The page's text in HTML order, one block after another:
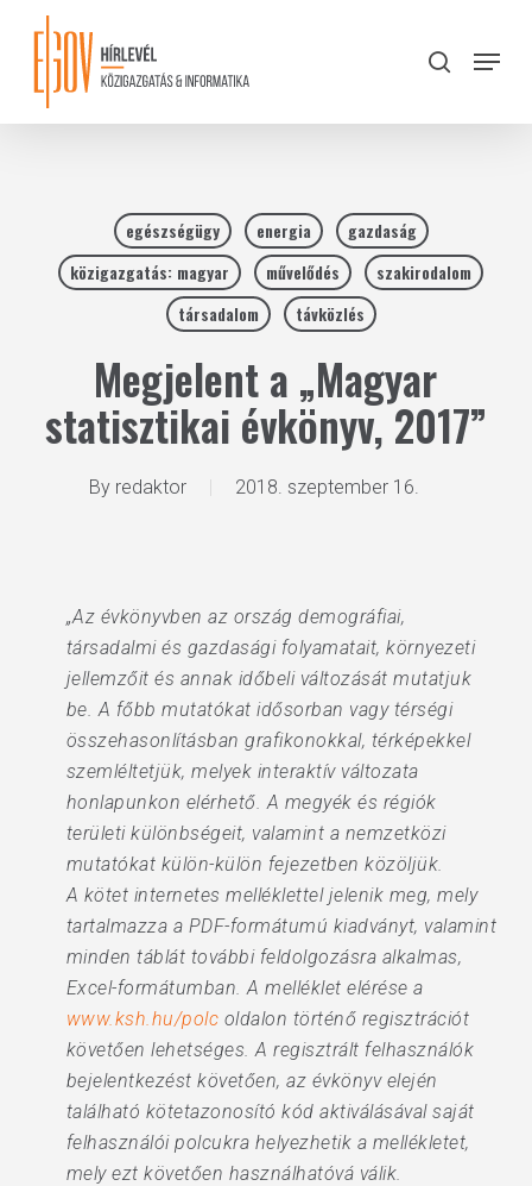
content
search
Menu
egészségügy energia
gazdaság
közigazgatás: magyar
művelődés
szakirodalom
társadalom
távközlés
Megjelent a „Magyar
statisztikai évkönyv, 2017”
By redaktor 2018. szeptember 16.
„Az évkönyvben az ország demográfiai,
társadalmi és gazdasági folyamatait, környezeti
jellemzőit és annak időbeli változását mutatjuk
be. A főbb mutatókat idősorban vagy térségi
összehasonlításban grafikonokkal, térképekkel
szemléltetjük, melyek interaktív változata
honlapunkon elérhető. A megyék és régiók
területi különbségeit, valamint a nemzetközi
mutatókat külön-külön fejezetben közöljük.
A kötet internetes melléklettel jelenik meg, mely
tartalmazza a PDF-formátumú kiadványt, valamint
minden táblát további feldolgozásra alkalmas,
Excel-formátumban. A melléklet elérése a
www.ksh.hu/polc oldalon történő regisztrációt
követően lehetséges. A regisztrált felhasználók
bejelentkezést követően, az évkönyv elején
található kötetazonosító kód aktiválásával saját
felhasználói polcukra helyezhetik a mellékletet,
mely ezt követően használhatóvá válik.
Close